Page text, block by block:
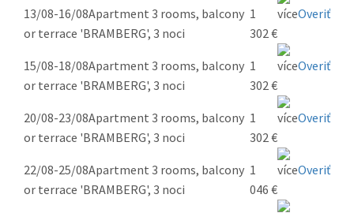
13/08-16/08Apartment 3 rooms, balcony
or terrace 'BRAMBERG', 3 noci
1
302 €
Overiť
15/08-18/08Apartment 3 rooms, balcony
or terrace 'BRAMBERG', 3 noci
1
302 €
Overiť
20/08-23/08Apartment 3 rooms, balcony
or terrace 'BRAMBERG', 3 noci
1
302 €
Overiť
22/08-25/08Apartment 3 rooms, balcony
or terrace 'BRAMBERG', 3 noci
1
046 €
Overiť